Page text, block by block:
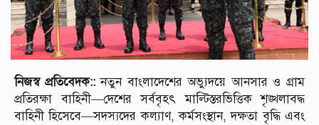
নিজস্ব প্রতিবেদক::নতুন বাংলাদেশের অভ্যুদয়ে আনসার ও গ্রাম
প্রতিরক্ষা বাহিনী—দেশের সর্ববৃহৎ মাল্টিস্তরভিত্তিক শৃঙ্খলাবদ্ধ
বাহিনী হিসেবে—সদস্যদের কল্যাণ, কর্মসংস্থান, দক্ষতা বৃদ্ধি এবং